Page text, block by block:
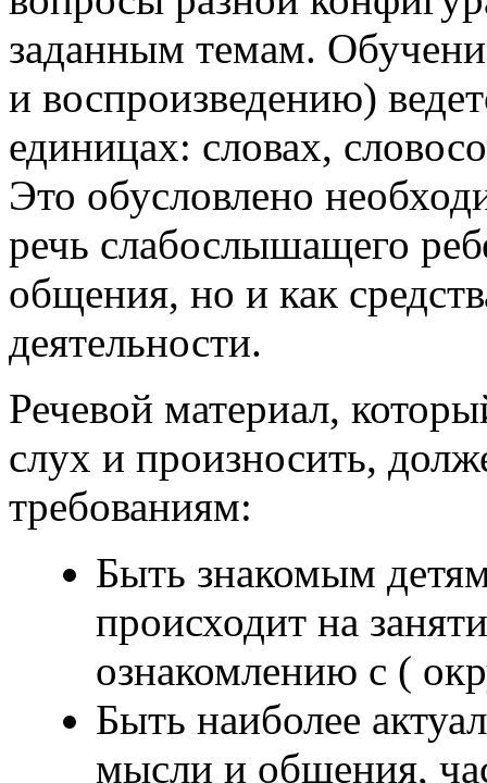
заданным темам.
и воспроизведению)
единицах: словах,
Это обусловлено
речь слабослышащего
общения, но и как
деятельности.
Речевой материал,
слух и произносить,
требованиям:
Быть знакомым
происходит на
ознакомлению с (
Быть наиболее
мысли и общения,